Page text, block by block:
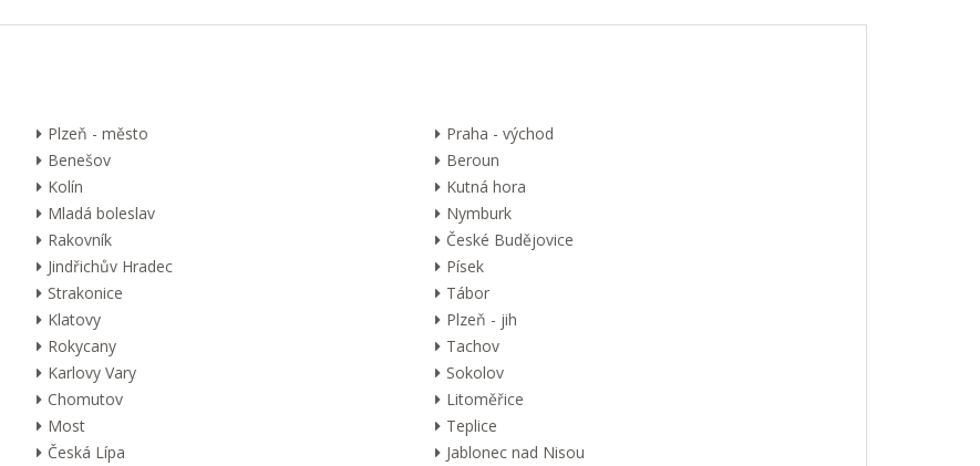
Plzeň - město
Praha - východ
Benešov
Beroun
Kolín
Kutná hora
Mladá boleslav
Nymburk
Rakovník
České Budějovice
Jindřichův Hradec
Písek
Strakonice
Tábor
Klatovy
Plzeň - jih
Rokycany
Tachov
Karlovy Vary
Sokolov
Chomutov
Litoměřice
Most
Teplice
Česká Lípa
Jablonec nad Nisou